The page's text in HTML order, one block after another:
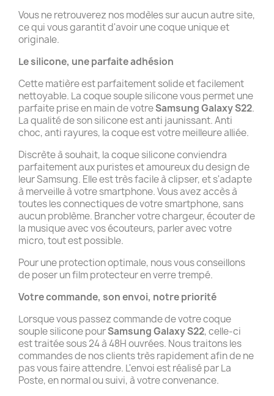
Vous ne retrouverez nos modèles sur aucun autre site,
ce qui vous garantit d'avoir une coque unique et
originale.
Le silicone, une parfaite adhésion
Cette matière est parfaitement solide et facilement
nettoyable. La coque souple silicone vous permet une
parfaite prise en main de votreSamsung Galaxy S22.
La qualité de son silicone est anti jaunissant. Anti
choc, anti rayures, la coque est votre meilleure alliée.
Discrète à souhait, la coque silicone conviendra
parfaitement aux puristes et amoureux du design de
leur Samsung. Elle est très facile à clipser, et s'adapte
à merveille à votre smartphone. Vous avez accès à
toutes les connectiques de votre smartphone, sans
aucun problème. Brancher votre chargeur, écouter de
la musique avec vos écouteurs, parler avec votre
micro, tout est possible.
Pour une protection optimale, nous vous conseillons
de poser un film protecteur en verre trempé.
Votre commande, son envoi, notre priorité
Lorsque vous passez commande de votre coque
souple silicone pourSamsung Galaxy S22, celle-ci
est traitée sous 24 à 48H ouvrées. Nous traitons les
commandes de nos clients très rapidement afin de ne
pas vous faire attendre. L'envoi est réalisé par La
Poste, en normal ou suivi, à votre convenance.